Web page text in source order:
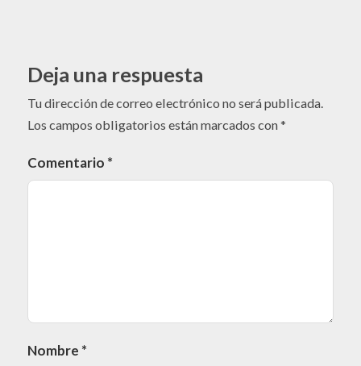
Deja una respuesta
Tu dirección de correo electrónico no será publicada.
Los campos obligatorios están marcados con*
Comentario *
Nombre *